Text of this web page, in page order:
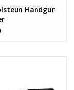
Handgun